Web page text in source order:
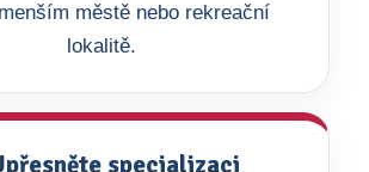
městě nebo rekreační
lokalitě.
specializaci